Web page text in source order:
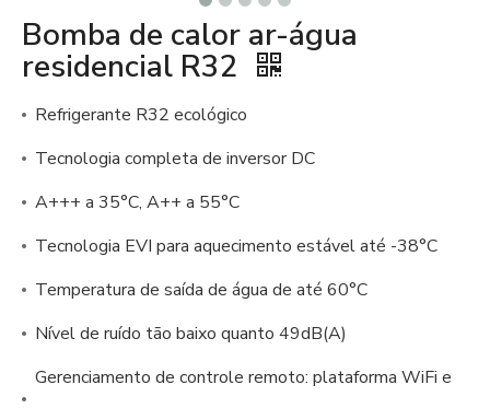
Bomba de calor ar-água
residencial R32
Refrigerante R32 ecológico
Tecnologia completa de inversor DC
A+++ a 35°C, A++ a 55°C
Tecnologia EVI para aquecimento estável até -38°C
Temperatura de saída de água de até 60°C
Nível de ruído tão baixo quanto 49dB(A)
Gerenciamento de controle remoto: plataforma WiFi e